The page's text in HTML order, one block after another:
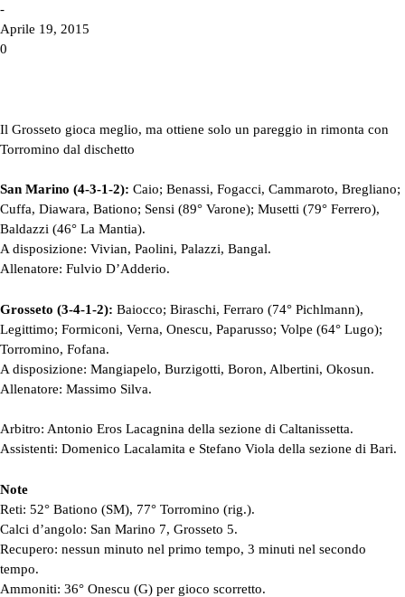
-
Aprile 19, 2015
0
Il Grosseto gioca meglio, ma ottiene solo un pareggio in rimonta con
Torromino dal dischetto
San Marino (4-3-1-2): Caio; Benassi, Fogacci, Cammaroto, Bregliano;
Cuffa, Diawara, Bationo; Sensi (89° Varone); Musetti (79° Ferrero),
Baldazzi (46° La Mantia).
A disposizione: Vivian, Paolini, Palazzi, Bangal.
Allenatore: Fulvio D’Adderio.
Grosseto (3-4-1-2): Baiocco; Biraschi, Ferraro (74° Pichlmann),
Legittimo; Formiconi, Verna, Onescu, Paparusso; Volpe (64° Lugo);
Torromino, Fofana.
A disposizione: Mangiapelo, Burzigotti, Boron, Albertini, Okosun.
Allenatore: Massimo Silva.
Arbitro: Antonio Eros Lacagnina della sezione di Caltanissetta.
Assistenti: Domenico Lacalamita e Stefano Viola della sezione di Bari.
Note
Reti: 52° Bationo (SM), 77° Torromino (rig.).
Calci d’angolo: San Marino 7, Grosseto 5.
Recupero: nessun minuto nel primo tempo, 3 minuti nel secondo
tempo.
Ammoniti: 36° Onescu (G) per gioco scorretto.